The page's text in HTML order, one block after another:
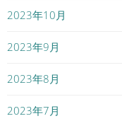
2023年10月
2023年9月
2023年8月
2023年7月